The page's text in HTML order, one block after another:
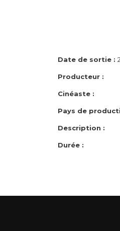
Date de sortie :
Producteur :
Cinéaste :
Pays de
Description :
Durée :